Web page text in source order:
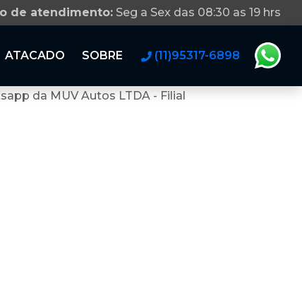
de atendimento: Seg a Sex das 08:30 as 19 hrs
ATACADO SOBRE (11)95317-6898
da MUV Autos LTDA - Filial